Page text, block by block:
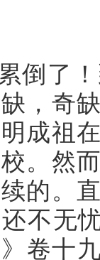
倒了
，奇
成祖
。 然
的。
不无
》卷十